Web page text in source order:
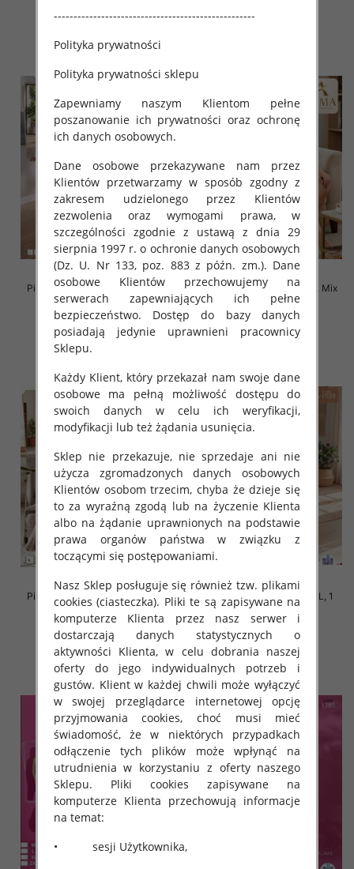
18.00 zł 18.00 zł
Piżama damska Roz L-4XL, Mix
kolor Paczka 10 szt
18.00 zł
Piżama damska Roz L-4XL, Mix
kolor Paczka 10 szt
16.00 zł
Piżama damska Roz L-4XL, Mix
kolor Paczka 10 szt
18.00 zł
szczegóły
Piżama damska Roz M-2XL, 1
kolor Paczka 12 szt
20.00 zł
szczegóły
---------------------------------------------------
Polityka prywatności
Polityka prywatności sklepu
Zapewniamy naszym Klientom pełne
poszanowanie ich prywatności oraz ochronę
ich danych osobowych.
Dane osobowe przekazywane nam przez
Klientów przetwarzamy w sposób zgodny z
zakresem udzielonego przez Klientów
zezwolenia oraz wymogami prawa, w
szczególności zgodnie z ustawą z dnia 29
sierpnia 1997 r. o ochronie danych osobowych
(Dz. U. Nr 133, poz. 883 z późn. zm.). Dane
osobowe Klientów przechowujemy na
serwerach zapewniających ich pełne
bezpieczeństwo. Dostęp do bazy danych
posiadają jedynie uprawnieni pracownicy
Sklepu.
Każdy Klient, który przekazał nam swoje dane
osobowe ma pełną możliwość dostępu do
swoich danych w celu ich weryfikacji,
modyfikacji lub też żądania usunięcia.
Sklep nie przekazuje, nie sprzedaje ani nie
użycza zgromadzonych danych osobowych
Klientów osobom trzecim, chyba że dzieje się
to za wyraźną zgodą lub na życzenie Klienta
albo na żądanie uprawnionych na podstawie
prawa organów państwa w związku z
toczącymi się postępowaniami.
Nasz Sklep posługuje się również tzw. plikami
cookies (ciasteczka). Pliki te są zapisywane na
komputerze Klienta przez nasz serwer i
dostarczają danych statystycznych o
aktywności Klienta, w celu dobrania naszej
oferty do jego indywidualnych potrzeb i
gustów. Klient w każdej chwili może wyłączyć
w swojej przeglądarce internetowej opcję
przyjmowania cookies, choć musi mieć
świadomość, że w niektórych przypadkach
odłączenie tych plików może wpłynąć na
utrudnienia w korzystaniu z oferty naszego
Sklepu. Pliki cookies zapisywane na
komputerze Klienta przechowują informacje
na temat:
• sesji Użytkownika,